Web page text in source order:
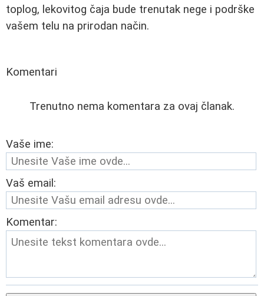
toplog, lekovitog čaja bude trenutak nege i podrške
vašem telu na prirodan način.
Komentari
Trenutno nema komentara za ovaj članak.
Vaše ime:
Vaš email:
Komentar: